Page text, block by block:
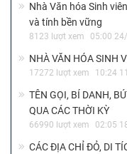
Nhà Văn hóa Sinh
và tính bền vững
8123 lượt xem 05:00
NHÀ VĂN HÓA SINH
17272 lượt xem 10:24
TÊN GỌI, BÍ DANH,
QUA CÁC THỜI KỲ
66990 lượt xem 02:05
CÁC ĐỊA CHỈ ĐỎ, DI